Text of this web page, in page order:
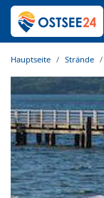
Hauptseite Strände